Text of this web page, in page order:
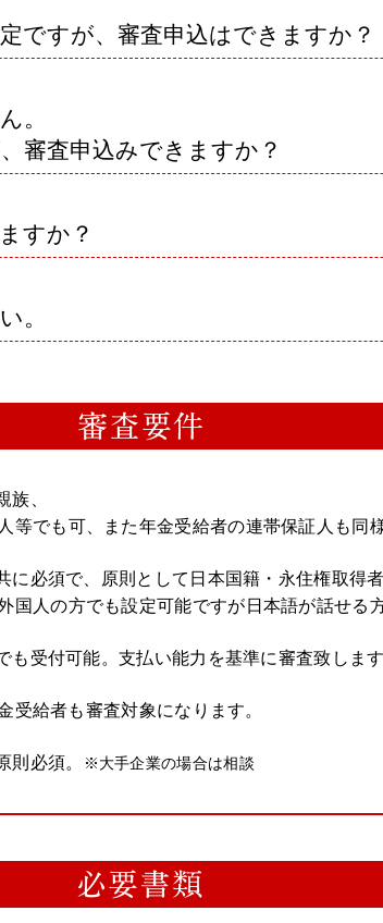
ですが、審査申込はできますか？
。
審査申込みできますか？
すか？
。
族、
等でも可、また年金受給者の連帯保証人も同様
必須で、原則として日本国籍・永住権取得者
国人の方でも設定可能ですが日本語が話せる方
受付可能。支払い能力を基準に審査致します
受給者も審査対象になります。
則必須。 ※大手企業の場合は相談